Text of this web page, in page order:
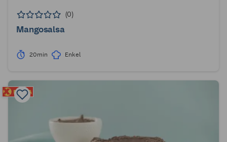
(0)
Mangosalsa
20min Enkel